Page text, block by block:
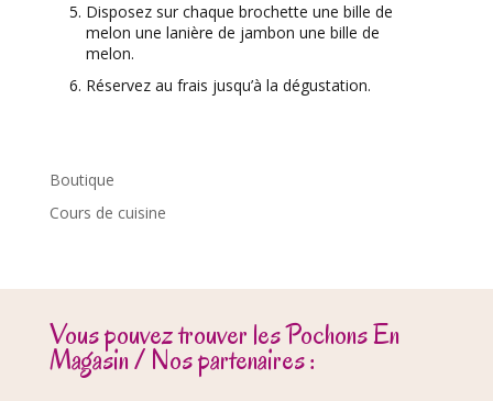
Disposez sur chaque brochette une bille de
melon une lanière de jambon une bille de
melon.
Réservez au frais jusqu’à la dégustation.
Boutique
Cours de cuisine
Vous pouvez trouver les Pochons En
Magasin / Nos partenaires :